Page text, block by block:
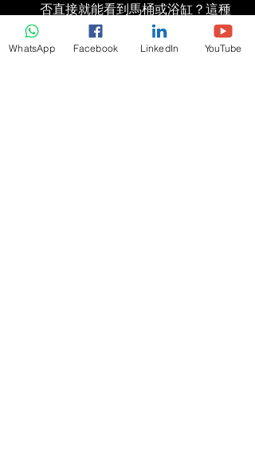
否直接就能看到馬桶或浴缸？這種
視覺上的直沖，在風水上也是需要
注意的。
WhatsApp Facebook LinkedIn YouTube